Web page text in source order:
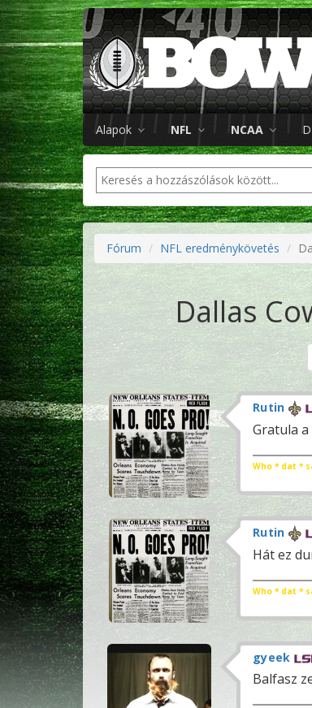
Alapok NFL NCAA
Fórum NFL eredménykövetés
Dallas
Rutin
Gratula a
Who * dat *
Rutin
Hát ez
Who * dat *
gyeek
Balfasz